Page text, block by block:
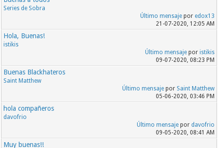
Series de Sobra
Último mensajepor edox13
21-07-2020, 12:05 AM
Hola, Buenas!
istikis
Último mensajepor istikis
09-07-2020, 08:23 PM
Buenas Blackhateros
Saint Matthew
Último mensajepor Saint Matthew
05-06-2020, 03:46 PM
hola compañeros
davofrio
Último mensajepor davofrio
09-05-2020, 08:41 AM
Muy buenas!!